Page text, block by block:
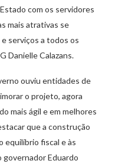
com os servidores
mais atrativas se
serviços a todos os
Danielle Calazans.
ouviu entidades de
o projeto, agora
mais ágil e em melhores
que a construção
equilíbrio fiscal e às
governador Eduardo